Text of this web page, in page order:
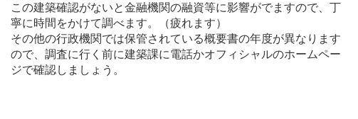
この建築確認がないと金融機関の融資等に影響がでますので、丁
寧に時間をかけて調べます。（疲れます）
その他の行政機関では保管されている概要書の年度が異なります
ので、調査に行く前に建築課に電話かオフィシャルのホームペー
ジで確認しましょう。